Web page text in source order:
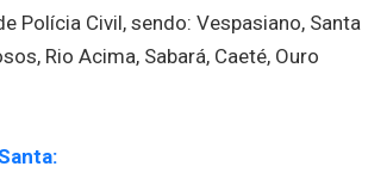
Polícia Civil, sendo: Vespasiano, Santa
Rio Acima, Sabará, Caeté, Ouro